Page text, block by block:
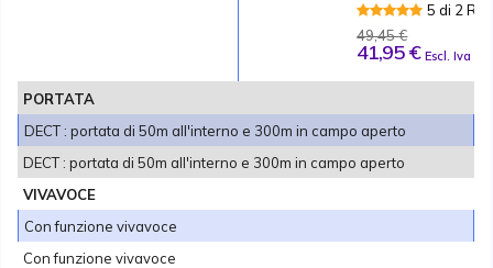
5 di 2
49,45 €
41,95 € Escl. Iva
PORTATA
DECT : portata di 50m all'interno e 300m in campo aperto
DECT : portata di 50m all'interno e 300m in campo aperto
VIVAVOCE
Con funzione vivavoce
Con funzione vivavoce